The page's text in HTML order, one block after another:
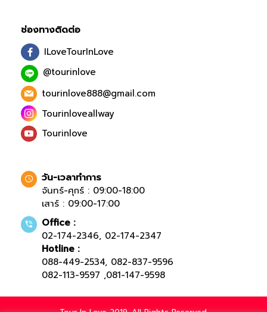
ช่องทางติดต่อ
ILoveTourInLove
@tourinlove
tourinlove888@gmail.com
Tourinloveallway
Tourinlove
วัน-เวลาทำการ
จันทร์-ศุกร์ : 09:00-18:00
เสาร์ : 09:00-17:00
Office :
02-174-2346, 02-174-2347
Hotline :
088-449-2534, 082-837-9596
082-113-9597 ,081-147-9598